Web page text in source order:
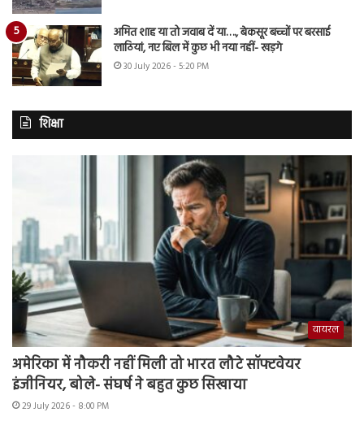
अमित शाह या तो जवाब दें या…., बेकसूर बच्चों पर बरसाई
लाठियां, नए बिल में कुछ भी नया नहीं- खड़गे
30 July 2026 - 5:20 PM
शिक्षा
वायरल
अमेरिका में नौकरी नहीं मिली तो भारत लौटे सॉफ्टवेयर
इंजीनियर, बोले- संघर्ष ने बहुत कुछ सिखाया
29 July 2026 - 8:00 PM